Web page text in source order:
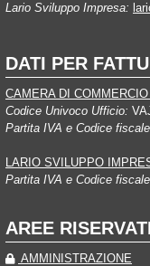
Lario Sviluppo Impresa:
DATI PER
CAMERA DI
Codice Univoco Ufficio:
Partita IVA e Codice
LARIO SVILUPPO
Partita IVA e Codice
AREE
AMMINISTRAZIONE